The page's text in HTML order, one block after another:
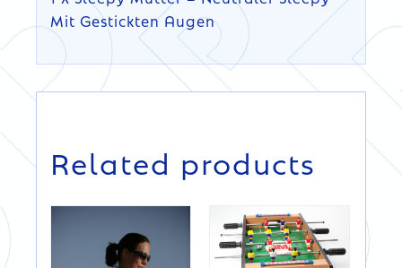
Mit Gestickten Augen
Related products
DETAILS